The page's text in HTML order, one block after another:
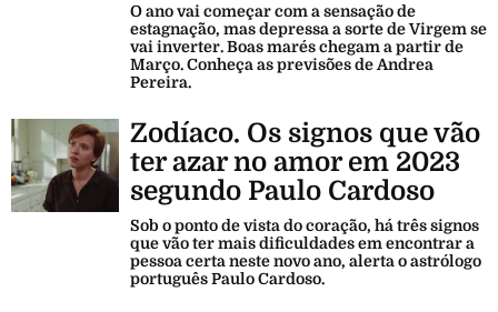
O ano vai começar com a sensação de
estagnação, mas depressa a sorte de Virgem se
vai inverter. Boas marés chegam a partir de
Março. Conheça as previsões de Andrea
Pereira.
Zodíaco. Os signos que vão
ter azar no amor em 2023
segundo Paulo Cardoso
Sob o ponto de vista do coração, há três signos
que vão ter mais dificuldades em encontrar a
pessoa certa neste novo ano, alerta o astrólogo
português Paulo Cardoso.